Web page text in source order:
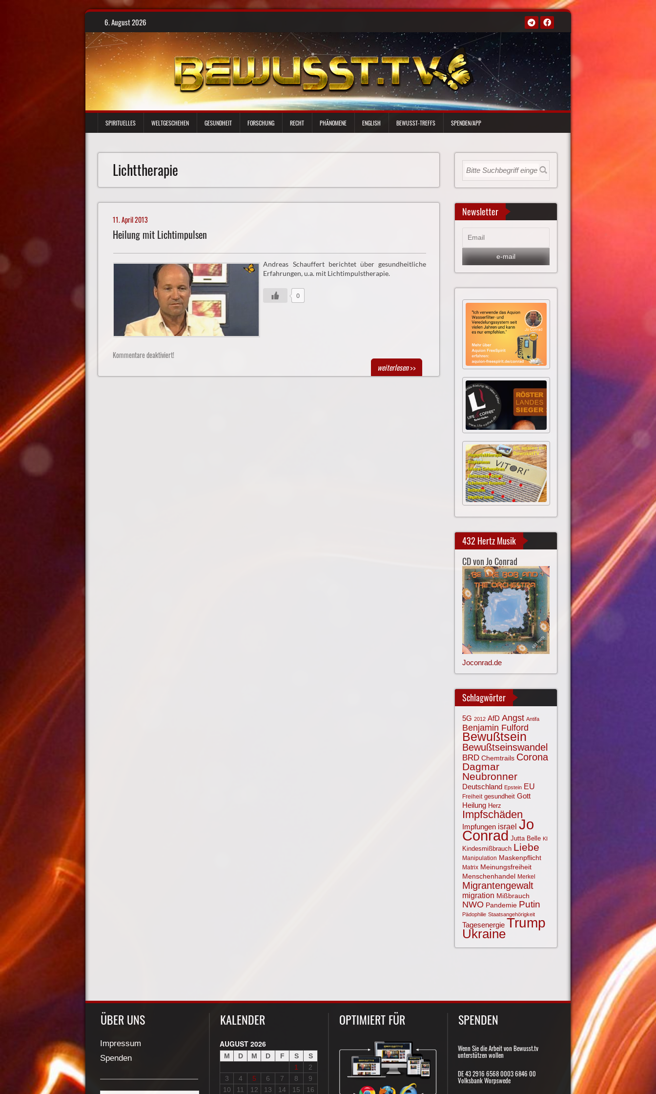
Skip
content
6. August 2026
SPIRITUELLES WELTGESCHEHEN GESUNDHEIT FORSCHUNG RECHT PHÄNOMENE ENGLISH BEWUSST-TREFFS SPENDEN/APP
Lichttherapie
11. April 2013
Heilung mit Lichtimpulsen
Andreas Schauffert berichtet über gesundheitliche
Erfahrungen, u.a. mit Lichtimpulstherapie.
0
Kommentare deaktiviert!
weiterlesen>>
Newsletter
432 Hertz Musik
CD von Jo Conrad
Joconrad.de
Schlagwörter
5G 2012 AfD Angst Antifa
Benjamin Fulford
Bewußtsein
Bewußtseinswandel
BRD Chemtrails Corona
Dagmar
Neubronner
Deutschland Epstein EU
Freiheit gesundheit Gott
Heilung Herz
Impfschäden
Impfungen israel Jo
Conrad Jutta Belle KI
Kindesmißbrauch Liebe
Manipulation Maskenpflicht
Matrix Meinungsfreiheit
Menschenhandel Merkel
Migrantengewalt
migration Mißbrauch
NWO Pandemie Putin
Pädophilie Staatsangehörigkeit
Tagesenergie Trump
Ukraine
ÜBER UNS
Impressum
Spenden
KALENDER
AUGUST 2026
M D M D F S
S
1
2
3
4 5 6 7 8
9
10
11 12 13 14 15 16
OPTIMIERT FÜR SPENDEN
Wenn Sie die Arbeit von Bewusst.tv
unterstützen wollen
DE 43 2916 6568 0003 6846 00
Volksbank Worpswede